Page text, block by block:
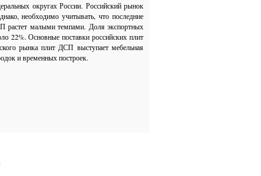
округах России. Российский рынок
необходимо учитывать, что последние
растет малыми темпами. Доля экспортных
22%. Основные поставки российских плит
рынка плит ДСП выступает мебельная
и временных построек.